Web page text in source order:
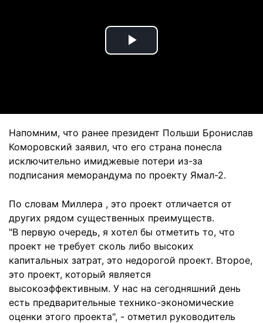
Play
Напомним, что ранее президент Польши Бронислав
Коморовский заявил, что его страна понесла
исключительно имиджевые потери из-за
подписания меморандума по проекту Ямал-2.
По словам Миллера , это проект отличается от
других рядом существенных преимуществ.
"В первую очередь, я хотел бы отметить то, что
проект не требует сколь либо высоких
капитальных затрат, это недорогой проект. Второе,
это проект, который является
высокоэффективным. У нас на сегодняшний день
есть предварительные технико-экономические
оценки этого проекта", - отметил руководитель